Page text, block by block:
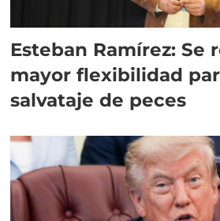
Esteban Ramírez: Se
mayor flexibilidad
salvataje de peces